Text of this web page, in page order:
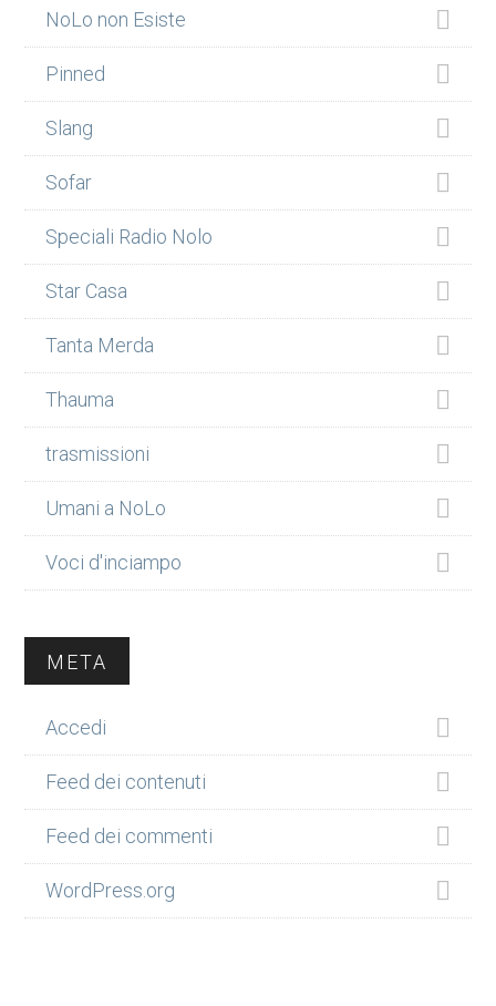
NoLo non Esiste
Pinned
Slang
Sofar
Speciali Radio Nolo
Star Casa
Tanta Merda
Thauma
trasmissioni
Umani a NoLo
Voci d'inciampo
META
Accedi
Feed dei contenuti
Feed dei commenti
WordPress.org